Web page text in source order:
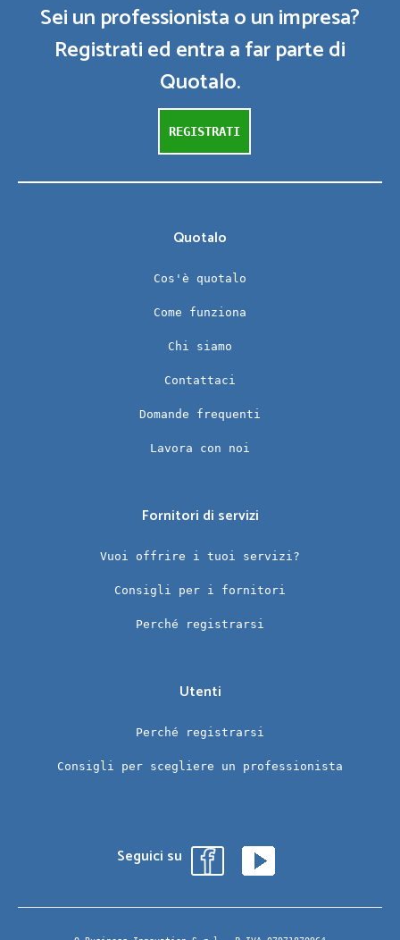
Sei un professionista o un impresa?
Registrati ed entra a far parte di
Quotalo.
REGISTRATI
Quotalo
Cos'è quotalo
Come funziona
Chi siamo
Contattaci
Domande frequenti
Lavora con noi
Fornitori di servizi
Vuoi offrire i tuoi servizi?
Consigli per i fornitori
Perché registrarsi
Utenti
Perché registrarsi
Consigli per scegliere un professionista
Seguici su